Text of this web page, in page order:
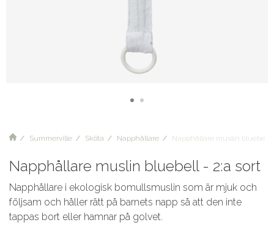
Summerville Sköta Napphållare Napphållare muslin bluebell -
Napphållare muslin bluebell - 2:a sort
Napphållare i ekologisk bomullsmuslin som är mjuk och
följsam och håller rätt på barnets napp så att den inte
tappas bort eller hamnar på golvet.